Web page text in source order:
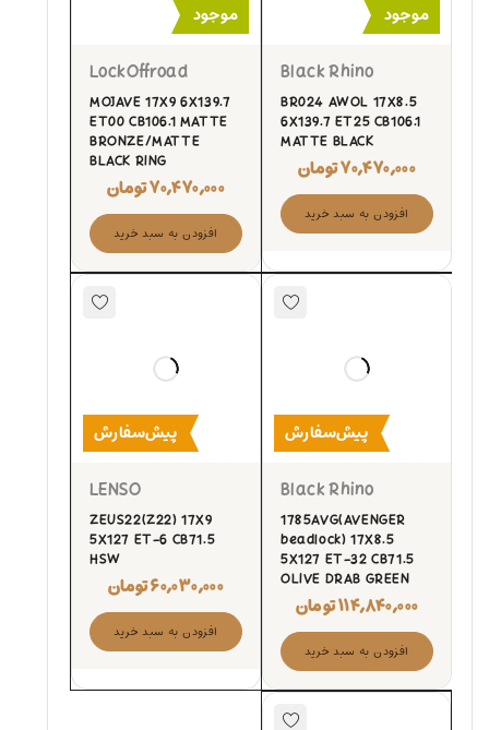
موجود
Black Rhino
BR024 AWOL 17X8.5
6X139.7 ET25 CB106.1
MATTE BLACK
۷۰,۴۷۰,۰۰۰تومان
افزودن به سبد خرید
موجود
LockOffroad
MOJAVE 17X9 6X139.7
ET00 CB106.1 MATTE
BRONZE/MATTE
BLACK RING
۷۰,۴۷۰,۰۰۰تومان
افزودن به سبد خرید
پیش‌سفارش
Black Rhino
1785AVG(AVENGER
beadlock) 17X8.5
5X127 ET-32 CB71.5
OLIVE DRAB GREEN
۱۱۴,۸۴۰,۰۰۰تومان
افزودن به سبد خرید
پیش‌سفارش
LENSO
ZEUS22(Z22) 17X9
5X127 ET-6 CB71.5
HSW
۶۰,۰۳۰,۰۰۰تومان
افزودن به سبد خرید